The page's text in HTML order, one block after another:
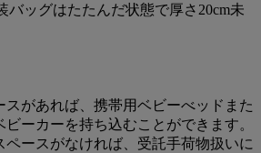
バッグはたたんだ状態で厚さ20cm未
スがあれば、携帯用ベビーべッドまた
ーカーを持ち込むことができます。
ースがなければ、受託手荷物扱いに